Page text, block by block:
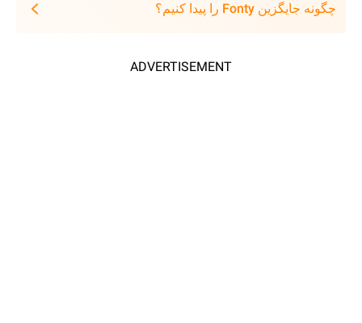
چگونه جایگزین Fonty را پیدا کنیم؟
ADVERTISEMENT